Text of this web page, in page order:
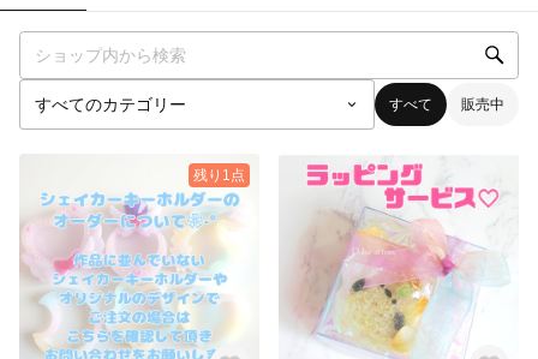
すべて 販売中
残り1点